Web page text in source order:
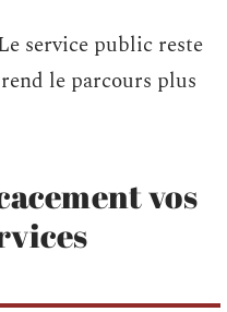
service public reste
le parcours plus
vos